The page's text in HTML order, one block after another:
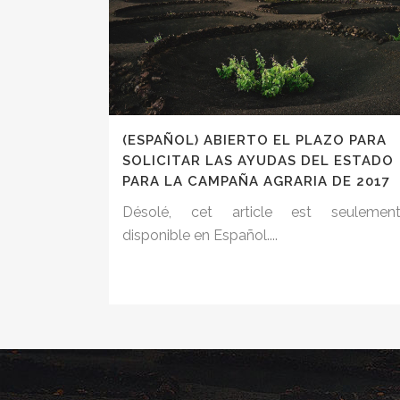
(ESPAÑOL) ABIERTO EL PLAZO PARA
SOLICITAR LAS AYUDAS DEL ESTADO
PARA LA CAMPAÑA AGRARIA DE 2017
Désolé, cet article est
disponible en Español....